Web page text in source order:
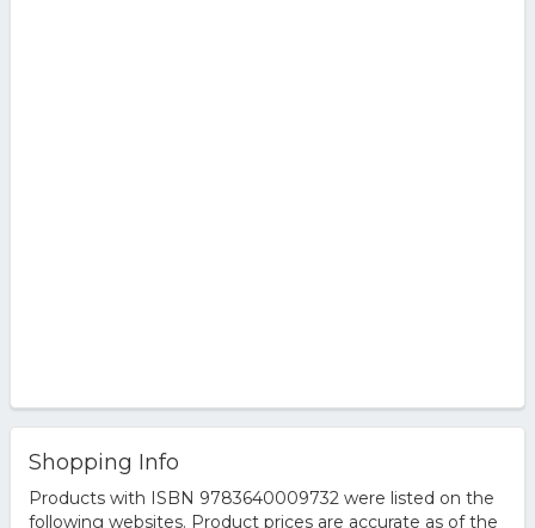
Shopping Info
Products with ISBN 9783640009732 were listed on the
following websites. Product prices are accurate as of the